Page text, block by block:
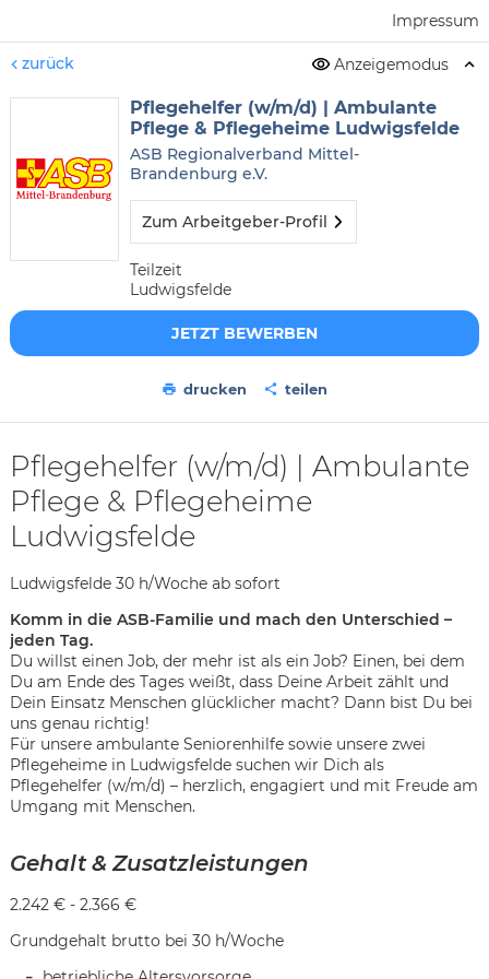
Impressum
zurück Anzeigemodus
Pflegehelfer (w/m/d) | Ambulante
Pflege & Pflegeheime Ludwigsfelde
ASB Regionalverband Mittel-
Brandenburg e.V.
Zum Arbeitgeber-Profil
Teilzeit
Ludwigsfelde
JETZT BEWERBEN
drucken teilen
Pflegehelfer (w/m/d) | Ambulante
Pflege & Pflegeheime
Ludwigsfelde
Ludwigsfelde 30 h/Woche ab sofort
Komm in die ASB-Familie und mach den Unterschied –
jeden Tag.
Du willst einen Job, der mehr ist als ein Job? Einen, bei dem
Du am Ende des Tages weißt, dass Deine Arbeit zählt und
Dein Einsatz Menschen glücklicher macht? Dann bist Du bei
uns genau richtig!
Für unsere ambulante Seniorenhilfe sowie unsere zwei
Pflegeheime in Ludwigsfelde suchen wir Dich als
Pflegehelfer (w/m/d) – herzlich, engagiert und mit Freude am
Umgang mit Menschen.
Gehalt & Zusatzleistungen
2.242 € - 2.366 €
Grundgehalt brutto bei 30 h/Woche